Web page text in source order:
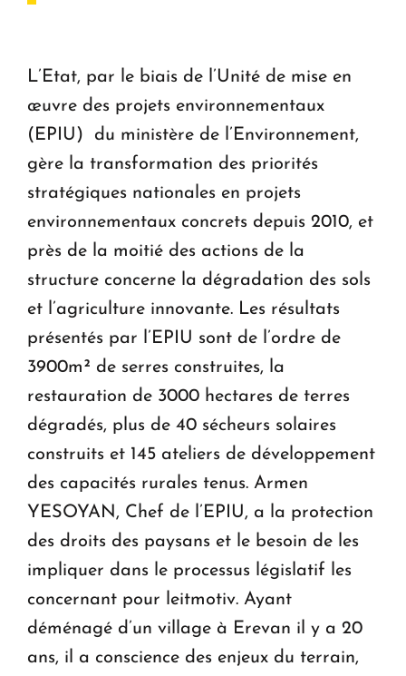
L’Etat, par le biais de l’Unité de mise en
œuvre des projets environnementaux
(EPIU) du ministère de l’Environnement,
gère la transformation des priorités
stratégiques nationales en projets
environnementaux concrets depuis 2010, et
près de la moitié des actions de la
structure concerne la dégradation des sols
et l’agriculture innovante. Les résultats
présentés par l’EPIU sont de l’ordre de
3900m² de serres construites, la
restauration de 3000 hectares de terres
dégradés, plus de 40 sécheurs solaires
construits et 145 ateliers de développement
des capacités rurales tenus. Armen
YESOYAN, Chef de l’EPIU, a la protection
des droits des paysans et le besoin de les
impliquer dans le processus législatif les
concernant pour leitmotiv. Ayant
déménagé d’un village à Erevan il y a 20
ans, il a conscience des enjeux du terrain,